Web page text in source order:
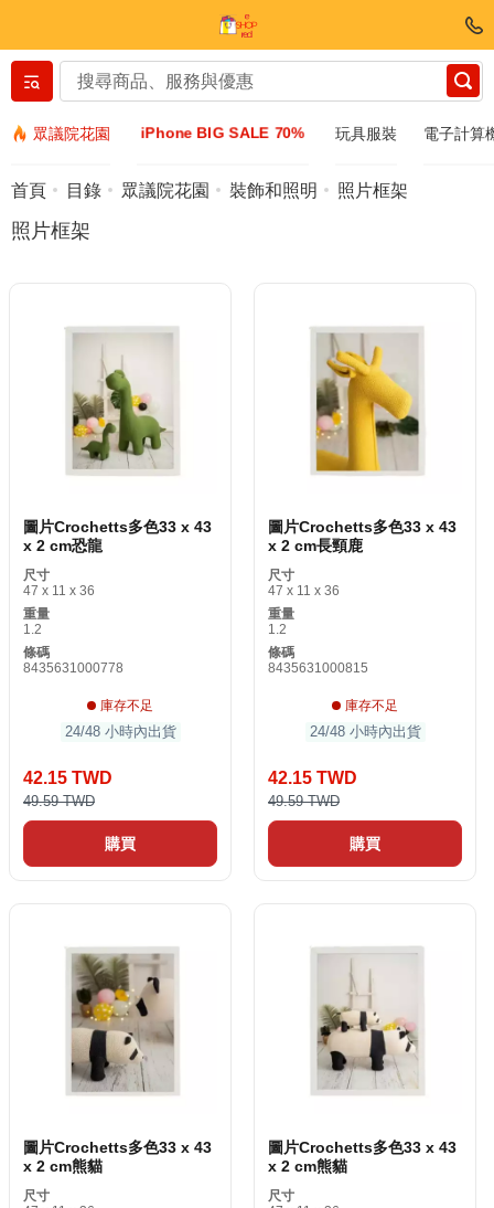
眾議院花園 iPhone BIG SALE 70% 玩具服裝 電子計算
Вернуться назад
配件
首頁 目錄 眾議院花園 裝飾和照明 照片框架
照片框架
圖片Crochetts多色33 x 43
x 2 cm恐龍
尺寸
47 x 11 x 36
重量
1.2
條碼
8435631000778
庫存不足
24/48 小時內出貨
42.15 TWD
49.59 TWD
購買
圖片Crochetts多色33 x 43
x 2 cm長頸鹿
尺寸
47 x 11 x 36
重量
1.2
條碼
8435631000815
庫存不足
24/48 小時內出貨
42.15 TWD
49.59 TWD
購買
圖片Crochetts多色33 x 43
x 2 cm熊貓
尺寸
圖片Crochetts多色33 x 43
x 2 cm熊貓
尺寸